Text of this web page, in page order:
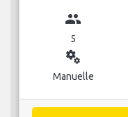
group
5
miscellaneous_services
Manuelle